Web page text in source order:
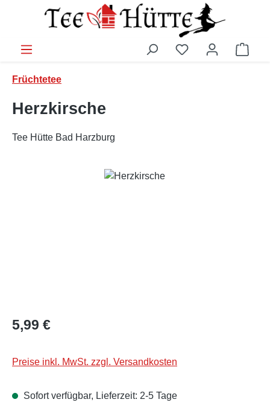
Zum Hauptinhalt springen
Früchtetee
Herzkirsche
Tee Hütte Bad Harzburg
Bildergalerie überspringen
Regulärer Preis:
5,99 €
Preise inkl. MwSt. zzgl. Versandkosten
Sofort verfügbar, Lieferzeit: 2-5 Tage